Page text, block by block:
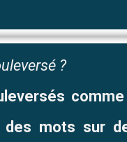
?
mots sur